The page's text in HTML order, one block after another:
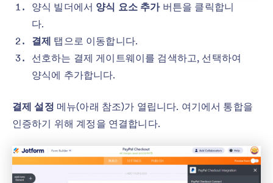
양식 빌더에서 양식 요소 추가버튼을 클릭합니
다.
결제 탭으로 이동합니다.
선호하는 결제 게이트웨이를 검색하고, 선택하여
양식에 추가합니다.
결제 설정 메뉴(아래 참조)가 열립니다. 여기에서 통합을
인증하기 위해 계정을 연결합니다.